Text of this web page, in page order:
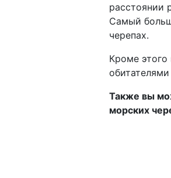
расстоянии
Самый
черепах.
Кроме
Также вы
морских